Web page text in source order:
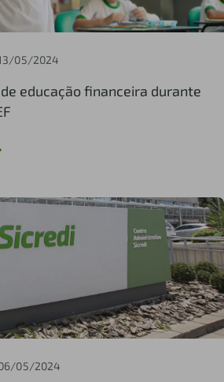
05/2024
educação financeira durante
05/2024